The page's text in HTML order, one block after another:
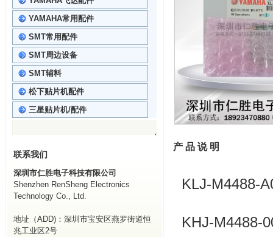
YAMAHA常用配件
SMT常用配件
SMT周边设备
SMT辅料
松下贴片机配件
三星贴片机/配件
联系我们
深圳市仁胜电子科技有限公司
Shenzhen RenSheng Electronics
Technology Co., Ltd.
地址（ADD)：深圳市宝安区燕罗街道恒
兆工业区2号
产 品 说 明
KLJ-M4488-
KHJ-